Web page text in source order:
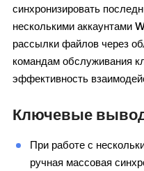
синхронизировать
несколькими
рассылки файлов через
командам обслуживания
эффективность
Ключевые
При работе с
ручная массовая